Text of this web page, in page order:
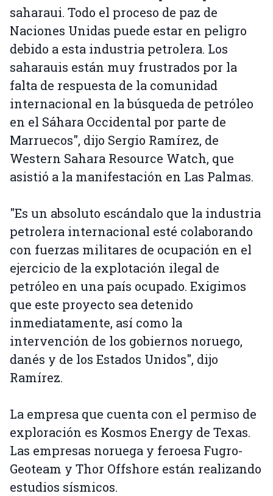
saharaui. Todo el proceso de paz de
Naciones Unidas puede estar en peligro
debido a esta industria petrolera. Los
saharauis están muy frustrados por la
falta de respuesta de la comunidad
internacional en la búsqueda de petróleo
en el Sáhara Occidental por parte de
Marruecos", dijo Sergio Ramírez, de
Western Sahara Resource Watch, que
asistió a la manifestación en Las Palmas.
"Es un absoluto escándalo que la industria
petrolera internacional esté colaborando
con fuerzas militares de ocupación en el
ejercicio de la explotación ilegal de
petróleo en una país ocupado. Exigimos
que este proyecto sea detenido
inmediatamente, así como la
intervención de los gobiernos noruego,
danés y de los Estados Unidos", dijo
Ramírez.
La empresa que cuenta con el permiso de
exploración es Kosmos Energy de Texas.
Las empresas noruega y feroesa Fugro-
Geoteam y Thor Offshore están realizando
estudios sísmicos.